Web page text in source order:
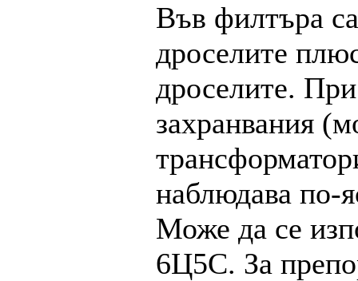
Във филтъра
дроселите
дроселите.
захранвания
наблюдава по-
Може да се
6Ц5С. За